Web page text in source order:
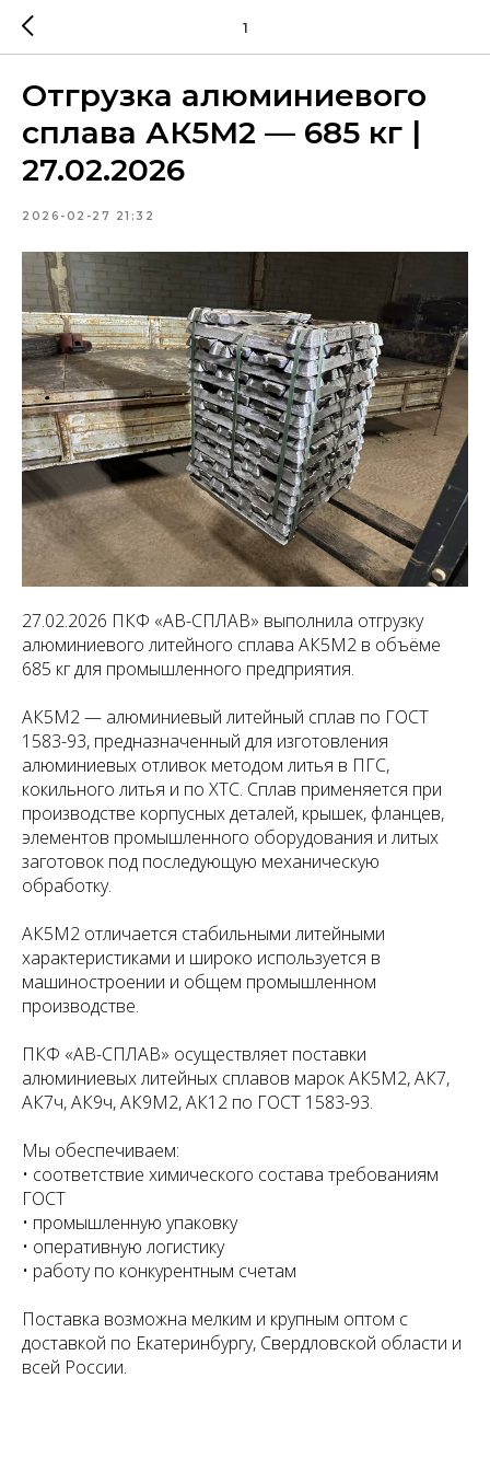
1
Отгрузка алюминиевого
сплава АК5М2 — 685 кг |
27.02.2026
2026-02-27 21:32
27.02.2026 ПКФ «АВ-СПЛАВ» выполнила отгрузку
алюминиевого литейного сплава АК5М2 в объёме
685 кг для промышленного предприятия.
АК5М2 — алюминиевый литейный сплав по ГОСТ
1583-93, предназначенный для изготовления
алюминиевых отливок методом литья в ПГС,
кокильного литья и по ХТС. Сплав применяется при
производстве корпусных деталей, крышек, фланцев,
элементов промышленного оборудования и литых
заготовок под последующую механическую
обработку.
АК5М2 отличается стабильными литейными
характеристиками и широко используется в
машиностроении и общем промышленном
производстве.
ПКФ «АВ-СПЛАВ» осуществляет поставки
алюминиевых литейных сплавов марок АК5М2, АК7,
АК7ч, АК9ч, АК9М2, АК12 по ГОСТ 1583-93.
Мы обеспечиваем:
• соответствие химического состава требованиям
ГОСТ
• промышленную упаковку
• оперативную логистику
• работу по конкурентным счетам
Поставка возможна мелким и крупным оптом с
доставкой по Екатеринбургу, Свердловской области и
всей России.